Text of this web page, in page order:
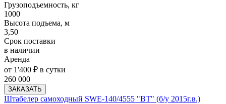
Грузоподъемность, кг
1000
Высота подъема, м
3,50
Срок поставки
в наличии
Аренда
от 1'400 ₽ в сутки
260 000
ЗАКАЗАТЬ
Штабелер самоходный SWE-140/4555 "BT" (б/у 2015г.в.)